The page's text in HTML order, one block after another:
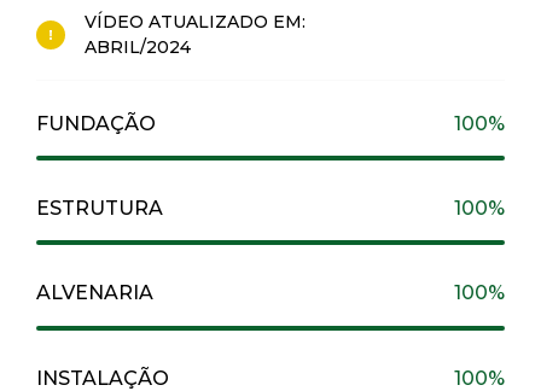
VÍDEO ATUALIZADO EM:
ABRIL/2024
FUNDAÇÃO 100%
ESTRUTURA 100%
ALVENARIA 100%
INSTALAÇÃO 100%